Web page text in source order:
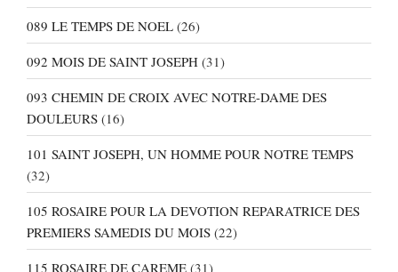
089 LE TEMPS DE NOEL (26)
092 MOIS DE SAINT JOSEPH (31)
093 CHEMIN DE CROIX AVEC NOTRE-DAME DES
DOULEURS (16)
101 SAINT JOSEPH, UN HOMME POUR NOTRE TEMPS
(32)
105 ROSAIRE POUR LA DEVOTION REPARATRICE DES
PREMIERS SAMEDIS DU MOIS (22)
115 ROSAIRE DE CAREME (31)